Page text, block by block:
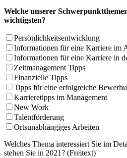
Welche unserer
wichtigsten?
Persönlichkeitsentwicklung
Informationen für eine Karriere im
Informationen für eine Karriere in
Zeitmanagement Tipps
Finanzielle Tipps
Tipps für eine erfolgreiche
Karrieretipps im Management
New Work
Talentförderung
Ortsunabhängiges Arbeiten
Welches Thema interessiert Sie im
stehen Sie in 2021? (Freitext)